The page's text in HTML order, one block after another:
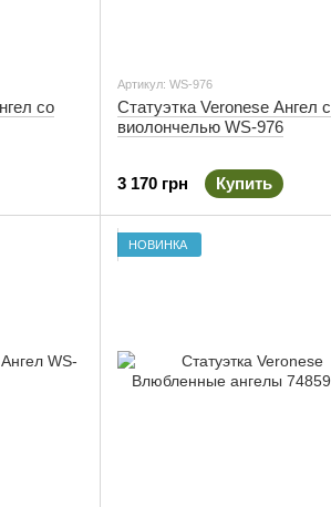
со
Артикул: WS-976
Статуэтка Veronese Ангел с
виолончелью WS-976
3 170 грн Купить
НОВИНКА